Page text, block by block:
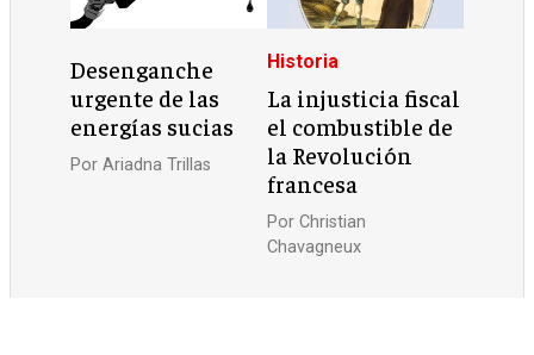
Desenganche
urgente de las
energías sucias
PorAriadna Trillas
Historia
La injusticia fiscal
el combustible de
la Revolución
francesa
Por Christian
Chavagneux